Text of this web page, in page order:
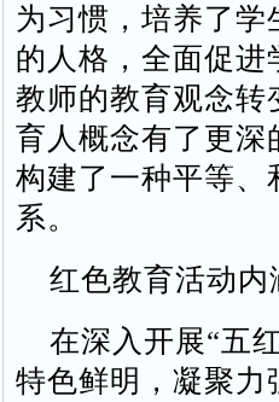
为习惯，培养了
的人格，全面促
教师的教育观念转
育人概念有了更深
构建了一种平等、
系。
红色教育活动内
在深入开展“五
特色鲜明，凝聚力